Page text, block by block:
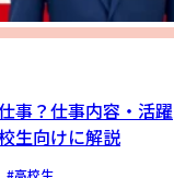
事？仕事内容・活躍
生向けに解説